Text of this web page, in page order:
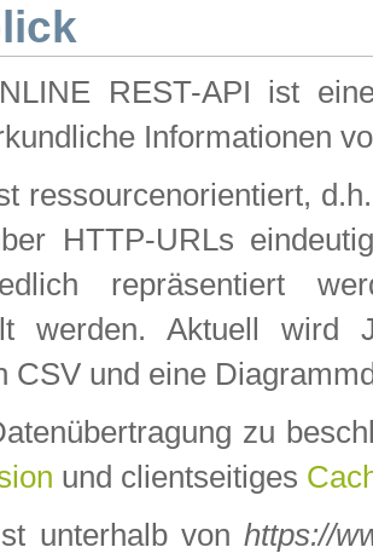
REST-API ist
Informationen
ressourcenorientiert,
HTTP-URLs
repräsentiert
werden. Aktuell wird
CSV und eine
zu
und clientseitiges
unterhalb von https://